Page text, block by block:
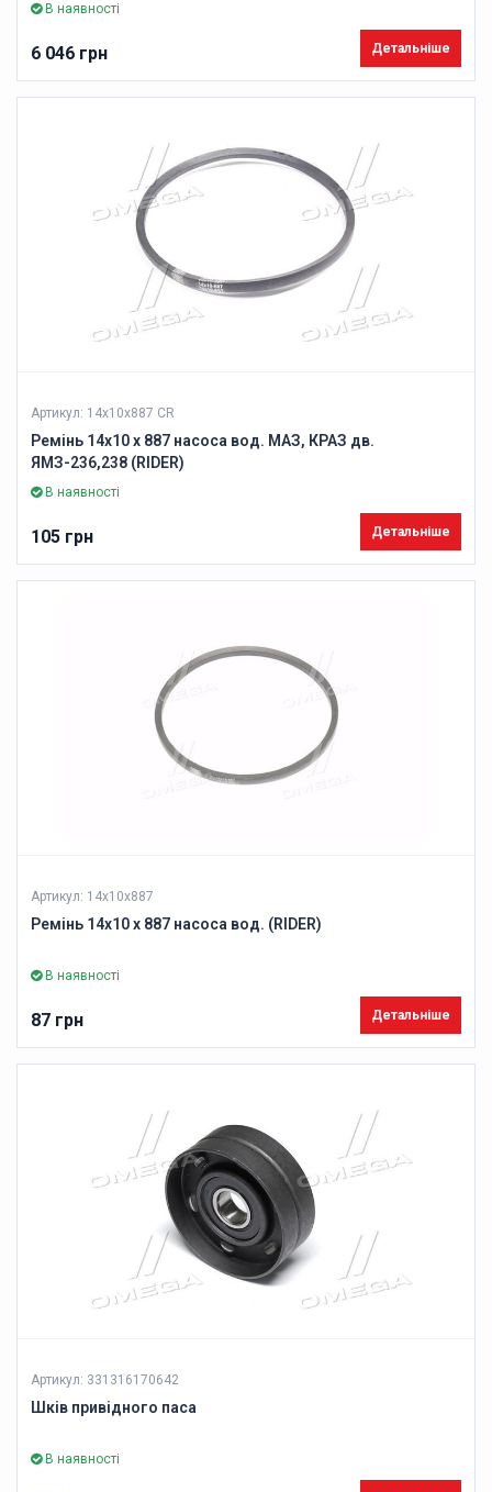
В наявності
6 046 грн Детальніше
Артикул: 14х10х887 CR
Ремінь 14х10 х 887 насоса вод. МАЗ, КРАЗ дв.
ЯМЗ-236,238 (RIDER)
В наявності
105 грн Детальніше
Артикул: 14х10х887
Ремінь 14х10 х 887 насоса вод. (RIDER)
В наявності
87 грн Детальніше
Артикул: 331316170642
Шків привідного паса
В наявності